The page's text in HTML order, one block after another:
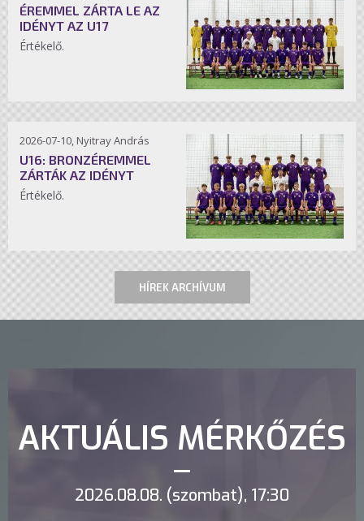
ÉREMMEL ZÁRTA LE AZ
IDÉNYT AZ U17
Értékelő.
2026-07-10, Nyitray András
U16: BRONZÉREMMEL
ZÁRTÁK AZ IDÉNYT
Értékelő.
HÍREK ARCHÍVUM
AKTUÁLIS MÉRKŐZÉS
2026.08.08. (szombat), 17:30